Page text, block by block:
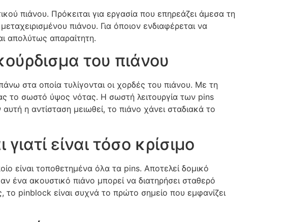
πιάνου. Πρόκειται για εργασία που επηρεάζει άμεσα τη
πιάνου. Για όποιον ενδιαφέρεται να
απολύτως απαραίτητη.
του πιάνου
στα οποία τυλίγονται οι χορδές του πιάνου. Με τη
το σωστό ύψος νότας. Η σωστή λειτουργία των pins
η αντίσταση μειωθεί, το πιάνο χάνει σταδιακά το
είναι τόσο κρίσιμο
είναι τοποθετημένα όλα τα pins. Αποτελεί δομικό
ένα ακουστικό πιάνο μπορεί να διατηρήσει σταθερό
το pinblock είναι συχνά το πρώτο σημείο που εμφανίζει